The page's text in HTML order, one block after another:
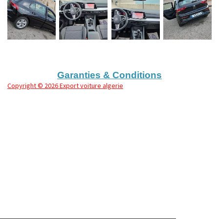
Garanties & Conditions
Copyright© 2026 Export voiture algerie